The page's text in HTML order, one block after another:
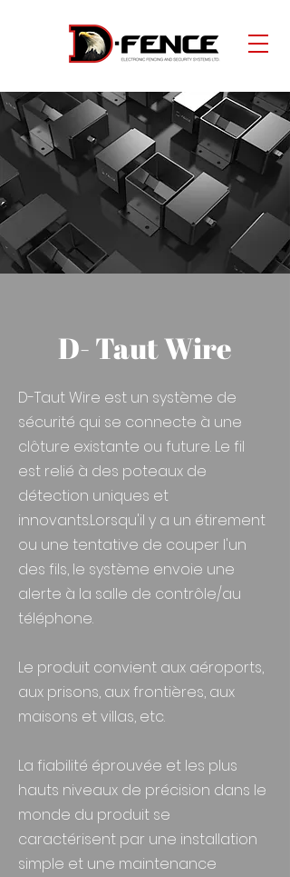
D- Taut Wire
D-Taut Wire est un système de
sécurité qui se connecte à une
clôture existante ou future. Le fil
est relié à des poteaux de
détection uniques et
innovants.Lorsqu'il y a un étirement
ou une tentative de couper l'un
des fils, le système envoie une
alerte à la salle de contrôle/au
téléphone.
Le produit convient aux aéroports,
aux prisons, aux frontières, aux
maisons et villas, etc.
La fiabilité éprouvée et les plus
hauts niveaux de précision dans le
monde du produit se
caractérisent par une installation
simple et une maintenance